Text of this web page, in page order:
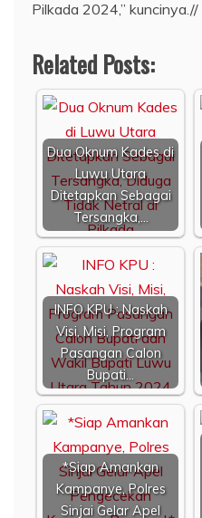
Pilkada 2024,” kuncinya.//
Related Posts:
Dua Oknum Kades di
Luwu Utara
Ditetapkan Sebagai
Tersangka,…
INFO KPU : Naskah
Visi, Misi, Program
Pasangan Calon
Bupati…
*Siap Amankan
Kampanye, Polres
Sinjai Gelar Apel